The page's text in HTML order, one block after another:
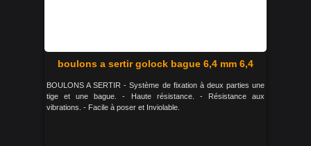
boulons a sertir golock bague 6,4 mm 6,4
BOULONS A SERTIR - Système de fixation à deux parties une
tige et une bague. - Haute résistance. - Résistance aux
vibrations. - Facile à poser et Inviolable.